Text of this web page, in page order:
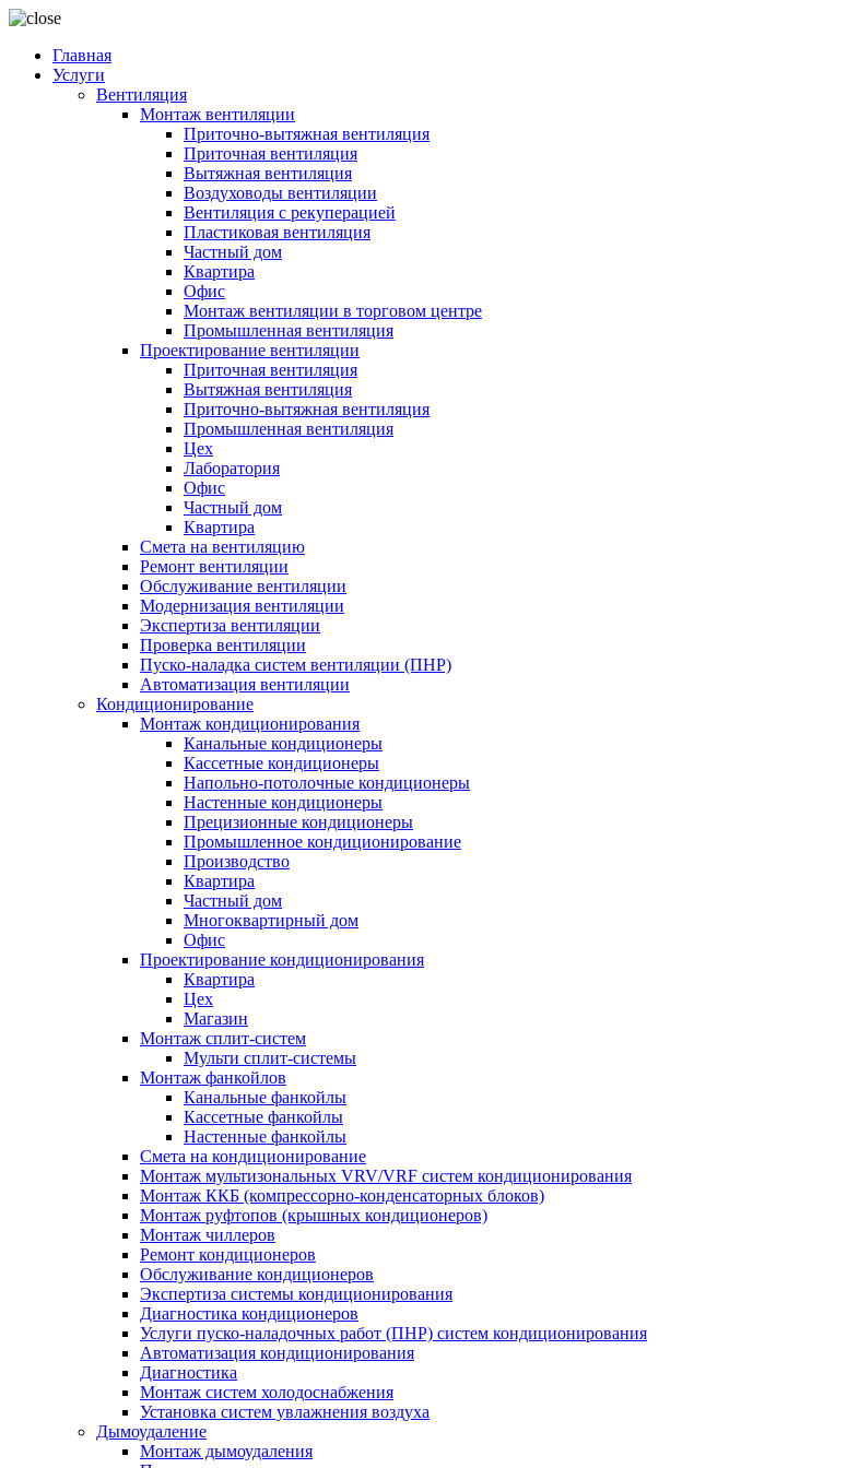
Главная
Услуги
Вентиляция
Монтаж вентиляции
Приточно-вытяжная вентиляция
Приточная вентиляция
Вытяжная вентиляция
Воздуховоды вентиляции
Вентиляция с рекуперацией
Пластиковая вентиляция
Частный дом
Квартира
Офис
Монтаж вентиляции в торговом центре
Промышленная вентиляция
Проектирование вентиляции
Приточная вентиляция
Вытяжная вентиляция
Приточно-вытяжная вентиляция
Промышленная вентиляция
Цех
Лаборатория
Офис
Частный дом
Квартира
Смета на вентиляцию
Ремонт вентиляции
Обслуживание вентиляции
Модернизация вентиляции
Экспертиза вентиляции
Проверка вентиляции
Пуско-наладка систем вентиляции (ПНР)
Автоматизация вентиляции
Кондиционирование
Монтаж кондиционирования
Канальные кондиционеры
Кассетные кондиционеры
Напольно-потолочные кондиционеры
Настенные кондиционеры
Прецизионные кондиционеры
Промышленное кондиционирование
Производство
Квартира
Частный дом
Многоквартирный дом
Офис
Проектирование кондиционирования
Квартира
Цех
Магазин
Монтаж сплит-систем
Мульти сплит-системы
Монтаж фанкойлов
Канальные фанкойлы
Кассетные фанкойлы
Настенные фанкойлы
Смета на кондиционирование
Монтаж мультизональных VRV/VRF систем кондиционирования
Монтаж ККБ (компрессорно-конденсаторных блоков)
Монтаж руфтопов (крышных кондиционеров)
Монтаж чиллеров
Ремонт кондиционеров
Обслуживание кондиционеров
Экспертиза системы кондиционирования
Диагностика кондиционеров
Услуги пуско-наладочных работ (ПНР) систем кондиционирования
Автоматизация кондиционирования
Диагностика
Монтаж систем холодоснабжения
Установка систем увлажнения воздуха
Дымоудаление
Монтаж дымоудаления